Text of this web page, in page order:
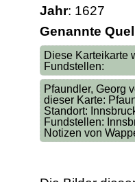
Jahr: 1627
Genannte
Diese Karteikarte
Fundstellen:
Pfaundler, Georg
dieser Karte:
Standort:
Fundstellen:
Notizen von